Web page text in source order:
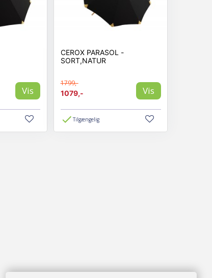
Vis
CEROX PARASOL -
SORT,NATUR
1799,-
1079,-
Vis
Tilgængelig